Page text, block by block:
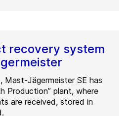
recovery system
Mast-Jägermeister SE has
Production” plant, where
are received, stored in